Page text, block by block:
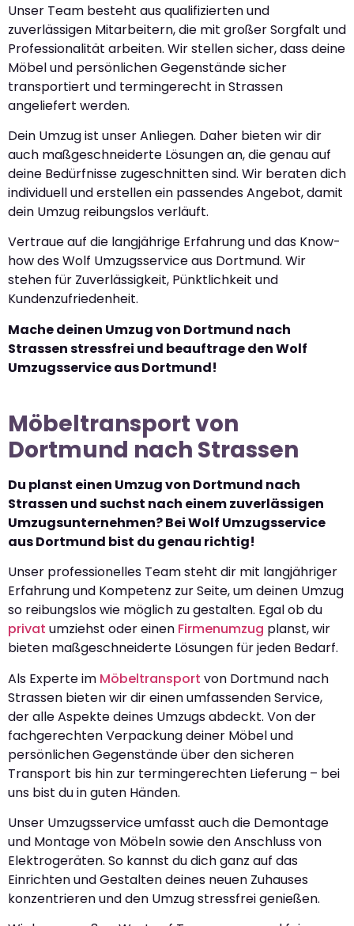
Unser Team besteht aus qualifizierten und
zuverlässigen Mitarbeitern, die mit großer Sorgfalt und
Professionalität arbeiten. Wir stellen sicher, dass deine
Möbel und persönlichen Gegenstände sicher
transportiert und termingerecht in Strassen
angeliefert werden.
Dein Umzug ist unser Anliegen. Daher bieten wir dir
auch maßgeschneiderte Lösungen an, die genau auf
deine Bedürfnisse zugeschnitten sind. Wir beraten dich
individuell und erstellen ein passendes Angebot, damit
dein Umzug reibungslos verläuft.
Vertraue auf die langjährige Erfahrung und das Know-
how des Wolf Umzugsservice aus Dortmund. Wir
stehen für Zuverlässigkeit, Pünktlichkeit und
Kundenzufriedenheit.
Mache deinen Umzug von Dortmund nach
Strassen stressfrei und beauftrage den Wolf
Umzugsservice aus Dortmund!
Möbeltransport von
Dortmund nach Strassen
Du planst einen Umzug von Dortmund nach
Strassen und suchst nach einem zuverlässigen
Umzugsunternehmen? Bei Wolf Umzugsservice
aus Dortmund bist du genau richtig!
Unser professionelles Team steht dir mit langjähriger
Erfahrung und Kompetenz zur Seite, um deinen Umzug
so reibungslos wie möglich zu gestalten. Egal ob du
privat umziehst oder einen Firmenumzug planst, wir
bieten maßgeschneiderte Lösungen für jeden Bedarf.
Als Experte im Möbeltransport von Dortmund nach
Strassen bieten wir dir einen umfassenden Service,
der alle Aspekte deines Umzugs abdeckt. Von der
fachgerechten Verpackung deiner Möbel und
persönlichen Gegenstände über den sicheren
Transport bis hin zur termingerechten Lieferung – bei
uns bist du in guten Händen.
Unser Umzugsservice umfasst auch die Demontage
und Montage von Möbeln sowie den Anschluss von
Elektrogeräten. So kannst du dich ganz auf das
Einrichten und Gestalten deines neuen Zuhauses
konzentrieren und den Umzug stressfrei genießen.